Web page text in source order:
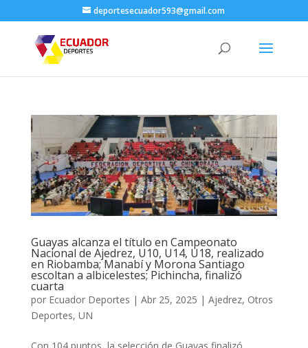
deportesecuador593@gmail.com
Guayas alcanza el título en Campeonato
Nacional de Ajedrez, U10, U14, U18, realizado
en Riobamba; Manabí y Morona Santiago
escoltan a albicelestes; Pichincha, finalizó
cuarta
por Ecuador Deportes | Abr 25, 2025 | Ajedrez, Otros
Deportes, UN